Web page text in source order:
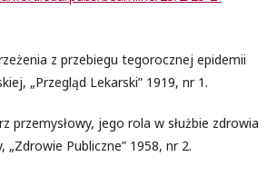
z przebiegu tegorocznej epidemii
„Przegląd Lekarski” 1919, nr 1.
przemysłowy, jego rola w służbie zdrowia
„Zdrowie Publiczne” 1958, nr 2.